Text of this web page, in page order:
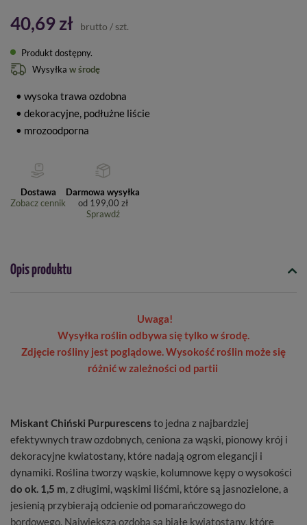
40,69 zł brutto / szt.
Produkt dostępny
Wysyłka w środę
• wysoka trawa ozdobna
• dekoracyjne, podłużne liście
• mrozoodporna
Dostawa
Zobacz cennik
Darmowa wysyłka
od 199,00 zł
Sprawdź
Opis produktu
Uwaga!
Wysyłka roślin odbywa się tylko w środę.
Zdjęcie rośliny jest poglądowe. Wysokość roślin może się
różnić w zależności od partii
Miskant Chiński Purpurescens to jedna z najbardziej
efektywnych traw ozdobnych, ceniona za wąski, pionowy krój i
dekoracyjne kwiatostany, które nadają ogrom elegancji i
dynamiki. Roślina tworzy wąskie, kolumnowe kępy o wysokości
do ok. 1,5 m, z długimi, wąskimi liśćmi, które są jasnozielone, a
jesienią przybierają odcienie od pomarańczowego do
bordowego. Największą ozdobą są białe kwiatostany, które